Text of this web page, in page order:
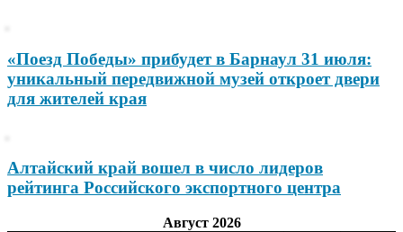
«Поезд Победы» прибудет в Барнаул 31 июля:
уникальный передвижной музей откроет двери
для жителей края
Алтайский край вошел в число лидеров
рейтинга Российского экспортного центра
Август 2026